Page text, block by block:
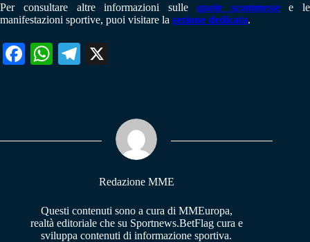
Per consultare altre informazioni sulle quote scommessee le
manifestazioni sportive, puoi visitare la sezione dedicata.
Fa W
pp
Te
m
Redazione MME
Questi contenuti sono a cura di MMEuropa,
realtà editoriale che su Sportnews.BetFlag cura e
sviluppa contenuti di informazione sportiva.